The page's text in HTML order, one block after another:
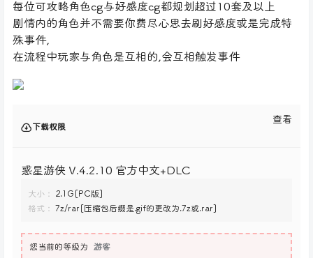
每位可攻略角色cg与好感度cg都规划超过10套及以上
剧情内的角色并不需要你费尽心思去刷好感度或是完成特
殊事件,
在流程中玩家与角色是互相的,会互相触发事件
下载权限
查看
惑星游侠 V.4.2.10 官方中文+DLC
大小：
2.1G[PC版]
格式：
7z/rar[压缩包后缀是.gif的更改为.7z或.rar]
您当前的等级为 游客